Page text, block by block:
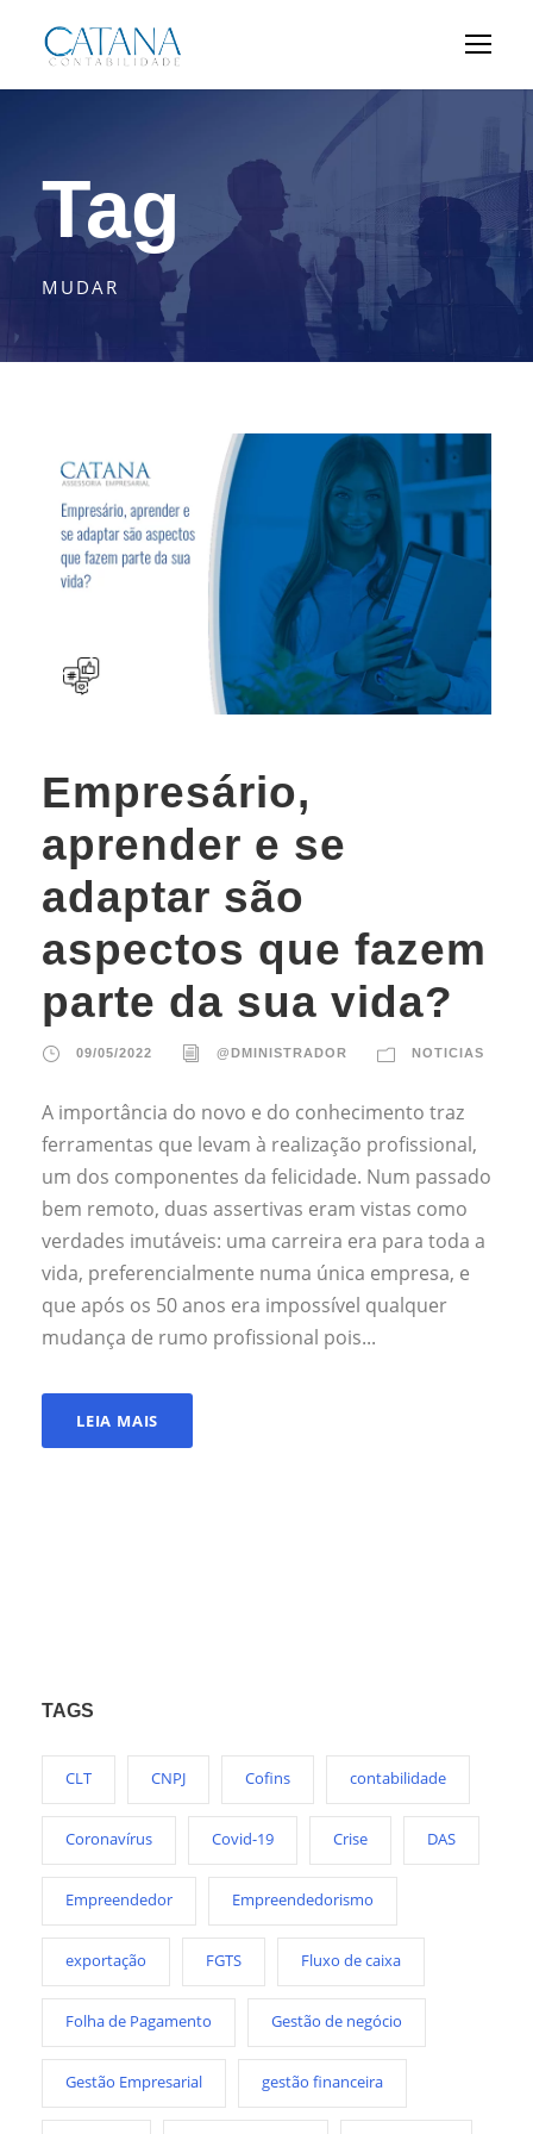
Tag
MUDAR
Empresário,
aprender e se
adaptar são
aspectos que fazem
parte da sua vida?
09/05/2022 @DMINISTRADOR NOTICIAS
A importância do novo e do conhecimento traz
ferramentas que levam à realização profissional,
um dos componentes da felicidade. Num passado
bem remoto, duas assertivas eram vistas como
verdades imutáveis: uma carreira era para toda a
vida, preferencialmente numa única empresa, e
que após os 50 anos era impossível qualquer
mudança de rumo profissional pois...
LEIA MAIS
TAGS
CLT CNPJ Cofins contabilidade
Coronavírus Covid-19 Crise DAS
Empreendedor Empreendedorismo
exportação FGTS Fluxo de caixa
Folha de Pagamento Gestão de negócio
Gestão Empresarial gestão financeira